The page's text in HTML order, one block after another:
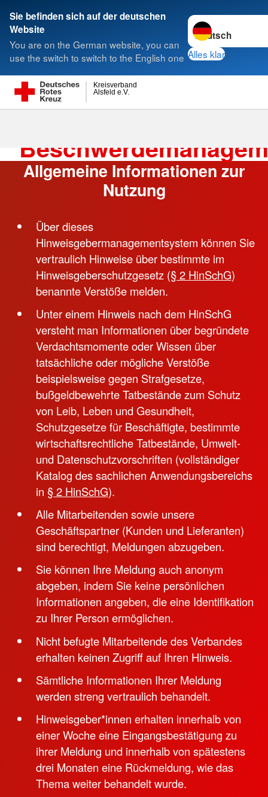
Sie befinden sich auf der deutschen
Website
You are on the German website, you can
use the switch to switch to the English one
Sprache wechseln
Alles klar
Alsfeld e.V.
Kreisverband
Suche
Hinweise und Beschwerden
Allgemeine Informationen zur
Nutzung
Über dieses
Hinweisgebermanagementsystem können Sie
vertraulich Hinweise über bestimmte im
Hinweisgeberschutzgesetz (§ 2 HinSchG)
benannte Verstöße melden.
Unter einem Hinweis nach dem HinSchG
versteht man Informationen über begründete
Verdachtsmomente oder Wissen über
tatsächliche oder mögliche Verstöße
beispielsweise gegen Strafgesetze,
bußgeldbewehrte Tatbestände zum Schutz
von Leib, Leben und Gesundheit,
Schutzgesetze für Beschäftigte, bestimmte
wirtschaftsrechtliche Tatbestände, Umwelt-
und Datenschutzvorschriften (vollständiger
Katalog des sachlichen Anwendungsbereichs
in § 2 HinSchG).
Alle Mitarbeitenden sowie unsere
Geschäftspartner (Kunden und Lieferanten)
sind berechtigt, Meldungen abzugeben.
Sie können Ihre Meldung auch anonym
abgeben, indem Sie keine persönlichen
Informationen angeben, die eine Identifikation
zu Ihrer Person ermöglichen.
Nicht befugte Mitarbeitende des Verbandes
erhalten keinen Zugriff auf Ihren Hinweis.
Sämtliche Informationen Ihrer Meldung
werden streng vertraulich behandelt.
Hinweisgeber*innen erhalten innerhalb von
einer Woche eine Eingangsbestätigung zu
ihrer Meldung und innerhalb von spätestens
drei Monaten eine Rückmeldung, wie das
Thema weiter behandelt wurde.